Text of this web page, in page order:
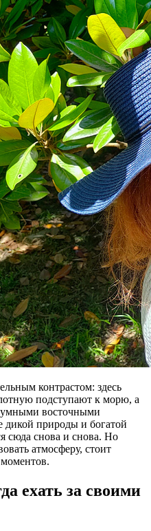
контрастом: здесь
подступают к морю, а
восточными
природы и богатой
сюда снова и снова. Но
атмосферу, стоит
ехать за своими